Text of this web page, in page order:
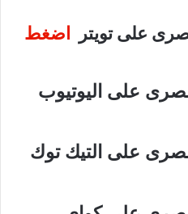
على تويتر اضغط
على اليوتيوب
على التيك توك